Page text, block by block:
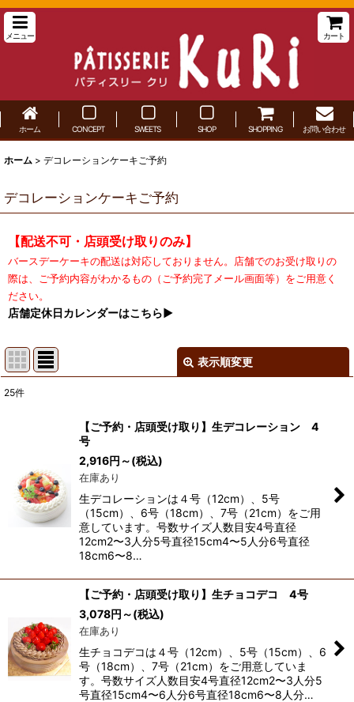
メニュー カート
ホーム CONCEPT SWEETS SHOP SHOPPING お問い合わせ
ホーム > デコレーションケーキご予約
デコレーションケーキご予約
【配送不可・店頭受け取りのみ】
バースデーケーキの配送は対応しておりません。店舗でのお受け取りの
際は、ご予約内容がわかるもの（ご予約完了メール画面等）をご用意く
ださい。
店舗定休日カレンダーはこちら▶︎
表示順変更
並び順:
絞り込む
25件
【ご予約・店頭受け取り】生デコレーション 4
号
2,916円 ～(税込)
在庫あり
生デコレーションは４号（12cm）、5号
（15cm）、6号（18cm）、7号（21cm）をご用
意しています。号数サイズ人数目安4号直径
12cm2〜3人分5号直径15cm4〜5人分6号直径
18cm6〜8…
【ご予約・店頭受け取り】生チョコデコ 4号
3,078円 ～(税込)
在庫あり
生チョコデコは４号（12cm）、5号（15cm）、6
号（18cm）、7号（21cm）をご用意していま
す。号数サイズ人数目安4号直径12cm2〜3人分5
号直径15cm4〜6人分6号直径18cm6〜8人分…